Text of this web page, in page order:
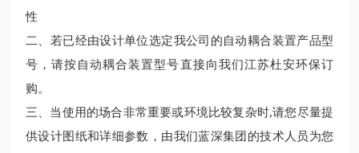
性
二、若已经由设计单位选定我公司的自动耦合装置产品型
号，请按自动耦合装置型号直接向我们江苏杜安环保订
购。
三、当使用的场合非常重要或环境比较复杂时,请您尽量提
供设计图纸和详细参数，由我们蓝深集团 的技术人员为您